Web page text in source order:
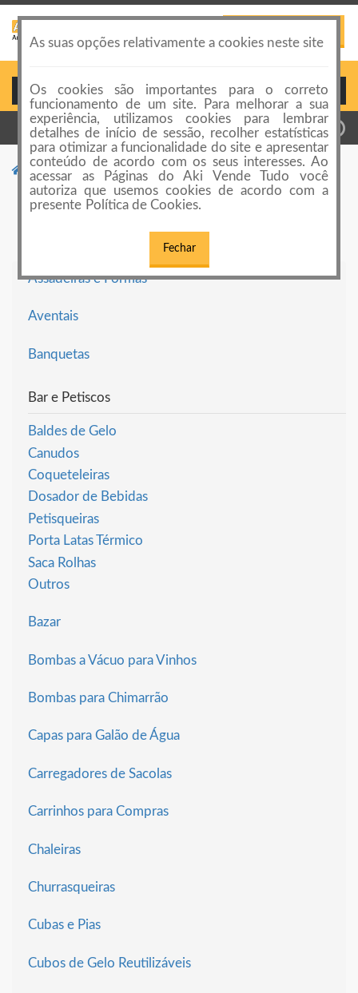
navigation
Login ou Cadastro
Categorias de anúncios Cozinha
Cozinha
Assadeiras e Formas
Aventais
Banquetas
Bar e Petiscos
Baldes de Gelo
Canudos
Coqueteleiras
Dosador de Bebidas
Petisqueiras
Porta Latas Térmico
Saca Rolhas
Outros
Bazar
Bombas a Vácuo para Vinhos
Bombas para Chimarrão
Capas para Galão de Água
Carregadores de Sacolas
Carrinhos para Compras
Chaleiras
Churrasqueiras
Cubas e Pias
Cubos de Gelo Reutilizáveis
As suas opções relativamente a cookies neste site
Os cookies são importantes para o correto
funcionamento de um site. Para melhorar a sua
experiência, utilizamos cookies para lembrar
detalhes de início de sessão, recolher estatísticas
para otimizar a funcionalidade do site e apresentar
conteúdo de acordo com os seus interesses. Ao
acessar as Páginas do Aki Vende Tudo você
autoriza que usemos cookies de acordo com a
presente Política de Cookies.
Fechar